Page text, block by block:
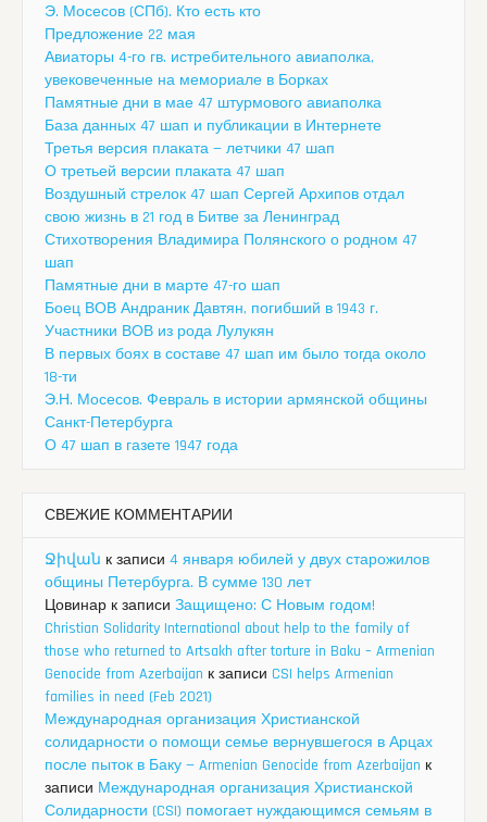
Э. Мосесов (СПб). Кто есть кто
Предложение 22 мая
Авиаторы 4-го гв. истребительного авиаполка,
увековеченные на мемориале в Борках
Памятные дни в мае 47 штурмового авиаполка
База данных 47 шап и публикации в Интернете
Третья версия плаката — летчики 47 шап
О третьей версии плаката 47 шап
Воздушный стрелок 47 шап Сергей Архипов отдал
свою жизнь в 21 год в Битве за Ленинград
Стихотворения Владимира Полянского о родном 47
шап
Памятные дни в марте 47-го шап
Боец ВОВ Андраник Давтян, погибший в 1943 г.
Участники ВОВ из рода Лулукян
В первых боях в составе 47 шап им было тогда около
18-ти
Э.Н. Мосесов. Февраль в истории армянской общины
Санкт-Петербурга
О 47 шап в газете 1947 года
СВЕЖИЕ КОММЕНТАРИИ
Ջիվան к записи 4 января юбилей у двух старожилов
общины Петербурга. В сумме 130 лет
Цовинар к записи Защищено: С Новым годом!
Christian Solidarity International about help to the family of
those who returned to Artsakh after torture in Baku – Armenian
Genocide from Azerbaijan к записи CSI helps Armenian
families in need (Feb 2021)
Международная организация Христианской
солидарности о помощи семье вернувшегося в Арцах
после пыток в Баку — Armenian Genocide from Azerbaijan к
записи Международная организация Христианской
Солидарности (CSI) помогает нуждающимся семьям в